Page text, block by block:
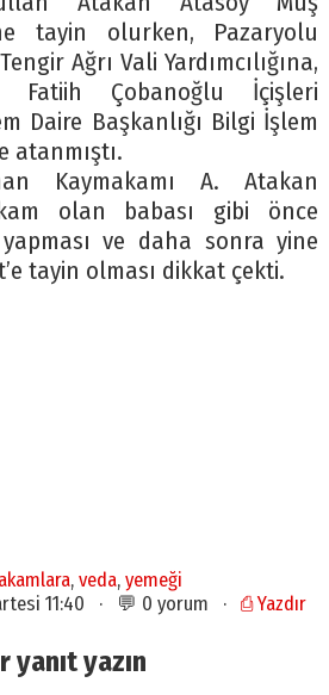
tayin olurken, Pazaryolu
Ağrı Vali Yardımcılığına,
Fatiih Çobanoğlu İçişleri
Daire Başkanlığı Bilgi İşlem
atanmıştı.
Kaymakamı A. Atakan
olan babası gibi önce
ve daha sonra yine
tayin olması dikkat çekti.
, veda, yemeği
11:40 · 💬 0 yorum · ⎙ Yazdır
yanıt yazın